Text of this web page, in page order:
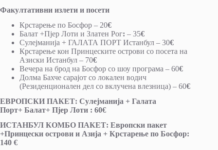
Факултативни излети и посети
Крстарење по Босфор – 20€
Балат +Пјер Лоти и Златен Рог: – 35€
Сулејманија + ГАЛАТА ПОРТ Истанбул – 30€
Крстарење кон Принцеските острови со посета на
Азиски Истанбул – 70€
Вечера на брод на Босфор со шоу програма – 60€
Долма Бахче сарајот со локален водич
(Резиденционален дел со вклучена влезница) – 60€
ЕВРОПСКИ ПАКЕТ: Сулејманија + Галата
Порт+ Балат+ Пјер Лоти : 60€
ИСТАНБУЛ КОМБО ПАКЕТ: Европски пакет
+Принцески острови и Азија + Крстарење по Босфор:
140 €